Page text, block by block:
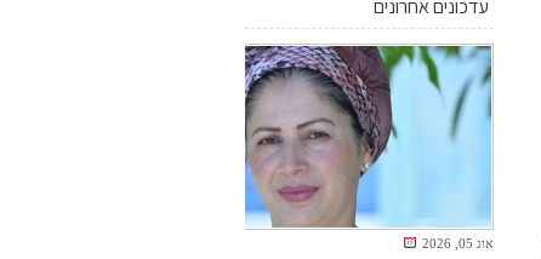
עדכונים אחרונים
אוג 05, 2026